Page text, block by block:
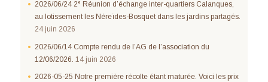
2026/06/24 2° Réunion d’échange inter-quartiers Calanques,
au lotissement les Néreïdes-Bosquet dans les jardins partagés.
24 juin 2026
2026/06/14 Compte rendu de l’AG de l’association du
12/06/2026. 14 juin 2026
2026-05-25 Notre première récolte étant maturée. Voici les prix